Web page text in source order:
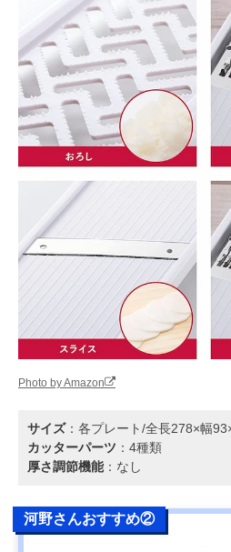
Photo by Amazon
サイズ：各プレート/全長278×幅
カッターパーツ ：4種類
厚さ調節機能：なし
河野さんおすすめ②